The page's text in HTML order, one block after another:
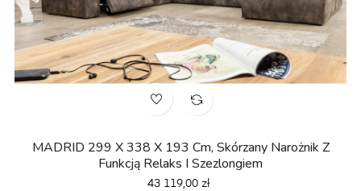
MADRID 299 X 338 X 193 Cm, Skórzany Narożnik Z
Funkcją Relaks I Szezlongiem
Cena
43 119,00 zł